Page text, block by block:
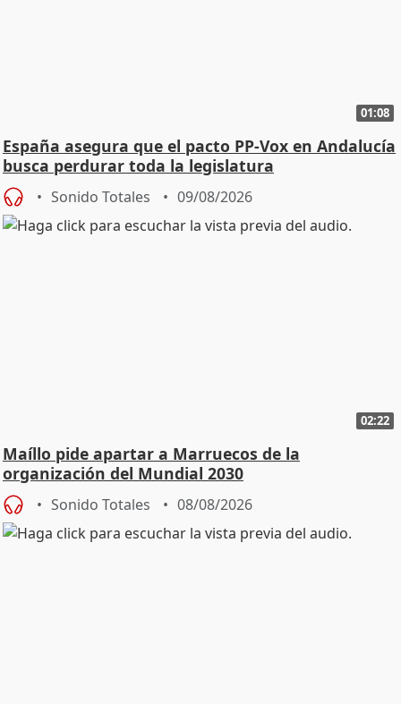
01:08
España asegura que el pacto PP-Vox en Andalucía
busca perdurar toda la legislatura
Sonido Totales 09/08/2026
02:22
Maíllo pide apartar a Marruecos de la
organización del Mundial 2030
Sonido Totales 08/08/2026